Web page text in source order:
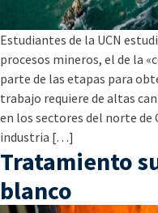
Estudiantes de la UCN
procesos mineros, el de la
parte de las etapas para
trabajo requiere de altas
en los sectores del norte de
industria […]
Tratamiento
blanco